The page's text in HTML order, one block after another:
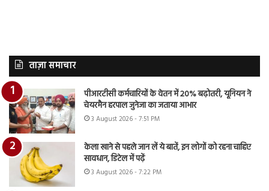
ताज़ा समाचार
पीआरटीसी कर्मचारियों के वेतन में 20% बढ़ोतरी, यूनियन ने
चेयरमैन हरपाल जुनेजा का जताया आभार
3 August 2026 - 7:51 PM
केला खाने से पहले जान लें ये बातें, इन लोगों को रहना चाहिए
सावधान, डिटेल में पढ़ें
3 August 2026 - 7:22 PM